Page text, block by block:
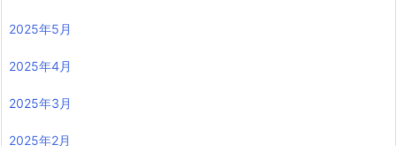
2025年5月
2025年4月
2025年3月
2025年2月